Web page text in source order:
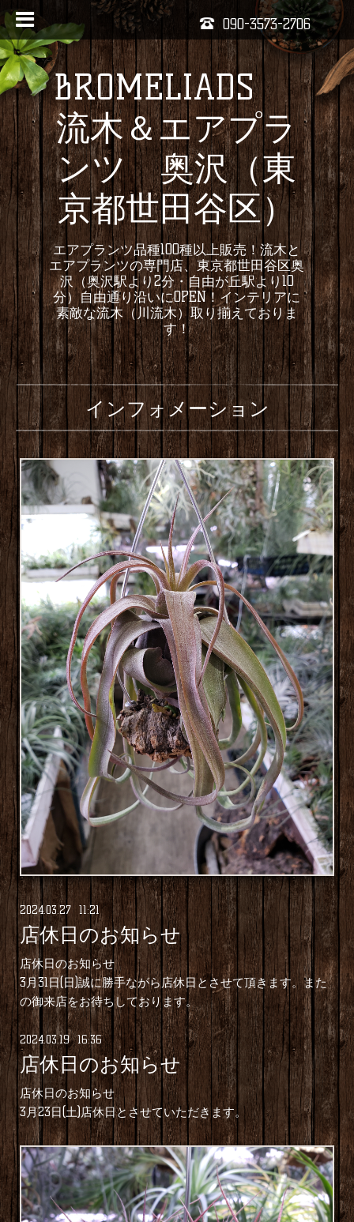
090-3573-2706
BROMELIADS
流木＆エアプラ
ンツ 奥沢（東
京都世田谷区）
エアプランツ品種100種以上販売！流木と
エアプランツの専門店、東京都世田谷区奥
沢（奥沢駅より2分・自由が丘駅より10
分）自由通り沿いにOPEN！インテリアに
素敵な流木（川流木）取り揃えておりま
す！
インフォメーション
2024.03.27 11:21
店休日のお知らせ
店休日のお知らせ
3月31日(日)誠に勝手ながら店休日とさせて頂きます。また
の御来店をお待ちしております。
2024.03.19 16:36
店休日のお知らせ
店休日のお知らせ
3月23日(土)店休日とさせていただきます。